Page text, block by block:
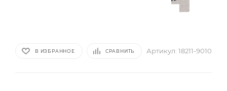
В ИЗБРАННОЕ СРАВНИТЬ Артикул: 18211-9010